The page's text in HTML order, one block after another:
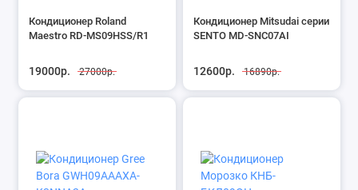
Кондиционер Roland
Maestro RD-MS09HSS/R1
19000р. 27000р.
Кондиционер Mitsudai серии
SENTO MD-SNC07AI
12600р. 16890р.